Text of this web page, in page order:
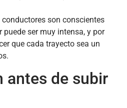
conductores son conscientes
ser muy intensa, y por
que cada trayecto sea un
antes de subir